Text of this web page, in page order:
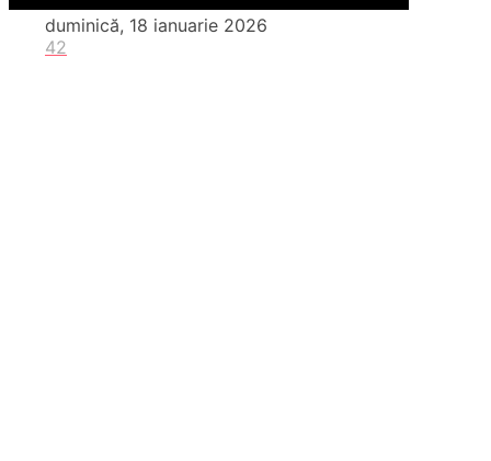
duminică, 18 ianuarie 2026
42